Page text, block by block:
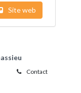
Site web
Contact